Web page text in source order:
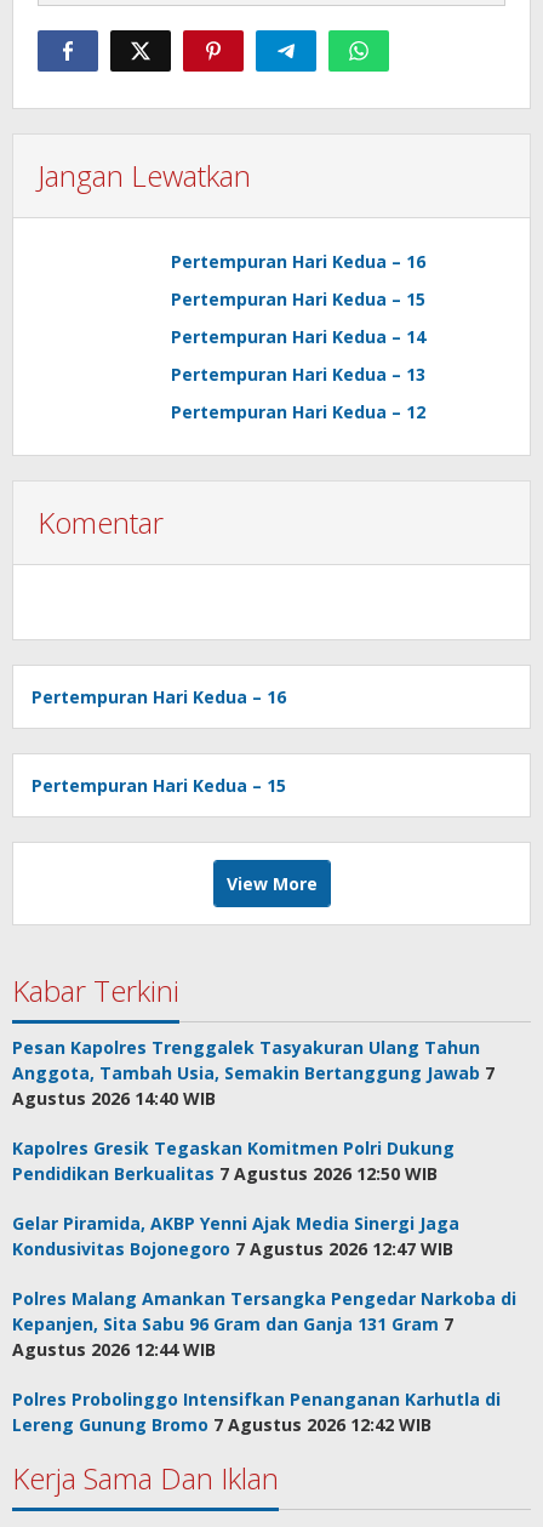
Jangan Lewatkan
Pertempuran Hari Kedua – 16
Pertempuran Hari Kedua – 15
Pertempuran Hari Kedua – 14
Pertempuran Hari Kedua – 13
Pertempuran Hari Kedua – 12
Komentar
Pertempuran Hari Kedua – 16
Pertempuran Hari Kedua – 15
View More
Kabar Terkini
Pesan Kapolres Trenggalek Tasyakuran Ulang Tahun
Anggota, Tambah Usia, Semakin Bertanggung Jawab 7
Agustus 2026 14:40 WIB
Kapolres Gresik Tegaskan Komitmen Polri Dukung
Pendidikan Berkualitas 7 Agustus 2026 12:50 WIB
Gelar Piramida, AKBP Yenni Ajak Media Sinergi Jaga
Kondusivitas Bojonegoro 7 Agustus 2026 12:47 WIB
Polres Malang Amankan Tersangka Pengedar Narkoba di
Kepanjen, Sita Sabu 96 Gram dan Ganja 131 Gram 7
Agustus 2026 12:44 WIB
Polres Probolinggo Intensifkan Penanganan Karhutla di
Lereng Gunung Bromo 7 Agustus 2026 12:42 WIB
Kerja Sama Dan Iklan